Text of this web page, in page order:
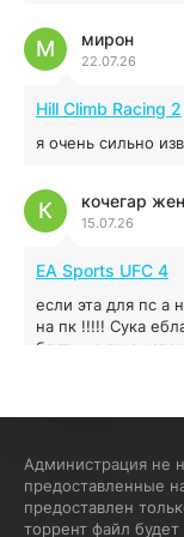
Red
5.43 ГБ
Prey
16.95 ГБ
мирон
22.07.26
М
Hill Climb Racing 2
я очень сильно
кочегар
15.07.26
К
EA Sports UFC 4
если эта для пс а
на пк !!!!! Сука
блять на пк с
F
My Summer Car
Раменбет — место,
каждый спин —
Администрация не
предоставленные
предоставлен
торрент файл